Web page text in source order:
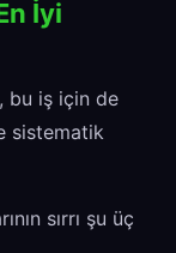
İyi
bu iş için de
sistematik
sırrı şu üç